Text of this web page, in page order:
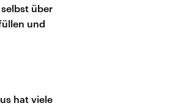
über
und
hat viele